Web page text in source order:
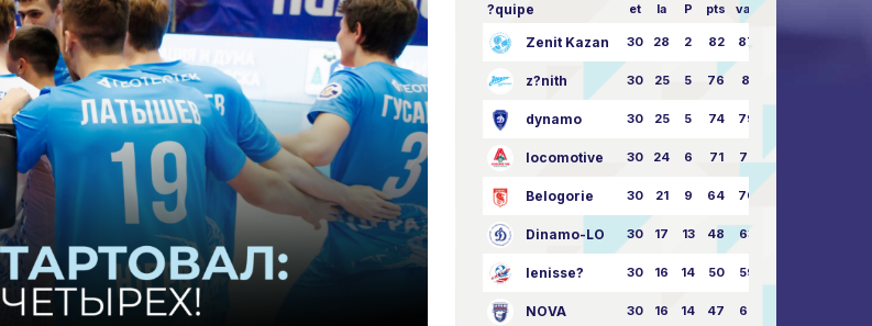
?quipe et la P pts vapeur
Zenit Kazan 30 28 2 82 87:24
z?nith 30 25 5 76 81:21
dynamo 30 25 5 74 79:26
locomotive 30 24 6 71 77:33
Belogorie 30 21 9 64 70:40
Dinamo-LO 30 17 13 48 63:57
Ienisse? 30 16 14 50 59:53
NOVA 30 16 14 47 62:58